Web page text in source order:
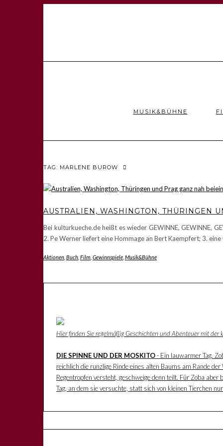
MUSIK&BÜHNE
TAG: MARLENE BUROW
AUSTRALIEN, WASHINGTON, THÜRINGEN
Bei kulturkueche.de heißt es wieder GEWINNE, GEWINNE,
2. Pe Werner liefert eine Hommage an Bert Kaempfert; 3.
Aktionen Buch Film Gewinnspiele Musik&Bühne
Hier finden Sie regelmäßig Geschichten und Abenteuer mit
DIE SPINNE UND DER MOSKITO- Ein lauwarmer Tag.
reichlich die runzlige Rinde eines alten Baums am Rande
Regentropfen versteht, geschweige denn teilt. Für Zoba
Tag, an dem sie versuchte, statt sich von kleinen Tierchen